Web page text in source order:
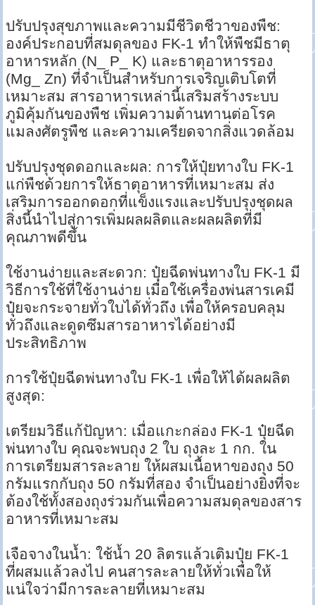
ปรับปรุงสุขภาพและความมีชีวิตชีวาของพืช:
องค์ประกอบที่สมดุลของ FK-1 ทำให้พืชมีธาตุ
อาหารหลัก (N_ P_ K) และธาตุอาหารรอง
(Mg_ Zn) ที่จำเป็นสำหรับการเจริญเติบโตที่
เหมาะสม สารอาหารเหล่านี้เสริมสร้างระบบ
ภูมิคุ้มกันของพืช เพิ่มความต้านทานต่อโรค
แมลงศัตรูพืช และความเครียดจากสิ่งแวดล้อม
ปรับปรุงชุดดอกและผล: การให้ปุ๋ยทางใบ FK-1
แก่พืชด้วยการให้ธาตุอาหารที่เหมาะสม ส่ง
เสริมการออกดอกที่แข็งแรงและปรับปรุงชุดผล
สิ่งนี้นำไปสู่การเพิ่มผลผลิตและผลผลิตที่มี
คุณภาพดีขึ้น
ใช้งานง่ายและสะดวก: ปุ๋ยฉีดพ่นทางใบ FK-1 มี
วิธีการใช้ที่ใช้งานง่าย เมื่อใช้เครื่องพ่นสารเคมี
ปุ๋ยจะกระจายทั่วใบได้ทั่วถึง เพื่อให้ครอบคลุม
ทั่วถึงและดูดซึมสารอาหารได้อย่างมี
ประสิทธิภาพ
การใช้ปุ๋ยฉีดพ่นทางใบ FK-1 เพื่อให้ได้ผลผลิต
สูงสุด:
เตรียมวิธีแก้ปัญหา: เมื่อแกะกล่อง FK-1 ปุ๋ยฉีด
พ่นทางใบ คุณจะพบถุง 2 ใบ ถุงละ 1 กก. ใน
การเตรียมสารละลาย ให้ผสมเนื้อหาของถุง 50
กรัมแรกกับถุง 50 กรัมที่สอง จำเป็นอย่างยิ่งที่จะ
ต้องใช้ทั้งสองถุงร่วมกันเพื่อความสมดุลของสาร
อาหารที่เหมาะสม
เจือจางในน้ำ: ใช้น้ำ 20 ลิตรแล้วเติมปุ๋ย FK-1
ที่ผสมแล้วลงไป คนสารละลายให้ทั่วเพื่อให้
แน่ใจว่ามีการละลายที่เหมาะสม